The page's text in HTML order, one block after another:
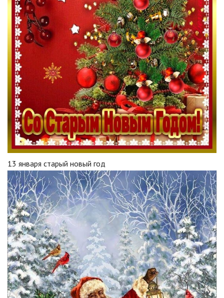
13 января старый новый год